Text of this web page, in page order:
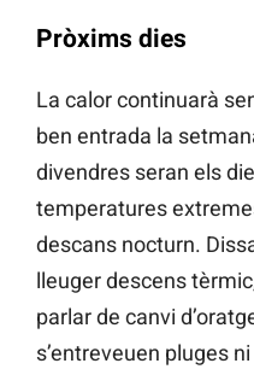
Pròxims dies
La calor continuarà
ben entrada la
divendres seran els
temperatures
descans nocturn.
lleuger descens
parlar de canvi
s’entreveuen pluges